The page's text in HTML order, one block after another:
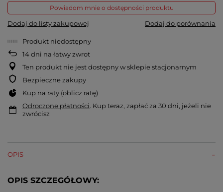
Powiadom mnie o dostępności produktu
Dodaj do listy zakupowej Dodaj do porównania
Produkt niedostępny
14dni na łatwy zwrot
Ten produkt nie jest dostępny w sklepie stacjonarnym
Bezpieczne zakupy
Kup na raty (oblicz ratę)
Odroczone płatności. Kup teraz, zapłać za 30 dni, jeżeli nie
zwrócisz
OPIS
OPIS SZCZEGÓŁOWY: